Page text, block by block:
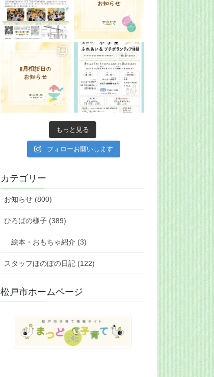
もっと見る
フォローお願いします
カテゴリー
お知らせ (800)
ひろばの様子 (389)
絵本・おもちゃ紹介 (3)
スタッフほのぼの日記 (122)
松戸市ホームページ